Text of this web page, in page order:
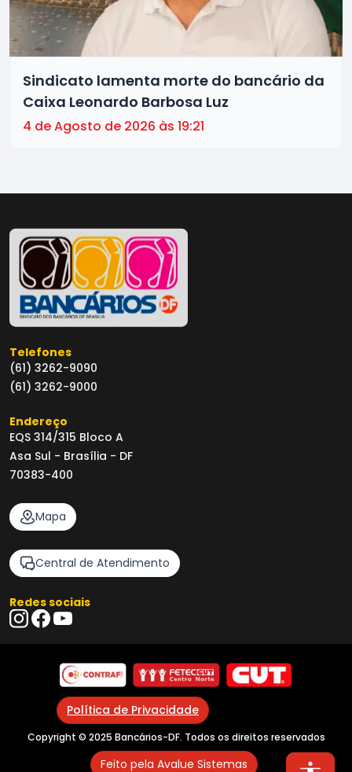
Sindicato lamenta morte do bancário da
Caixa Leonardo Barbosa Luz
4 de Agosto de 2026 às 19:21
Telefones
(61) 3262-9090
(61) 3262-9000
Endereço
EQS 314/315 Bloco A
Asa Sul - Brasília - DF
70383-400
Mapa
Central de Atendimento
Redes sociais
Política de Privacidade
Copyright © 2025 Bancários-DF. Todos os direitos reservados
Feito pela Avalue Sistemas